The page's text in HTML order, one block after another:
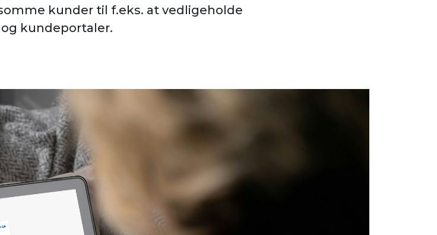
kunder til f.eks. at vedligeholde
kundeportaler.